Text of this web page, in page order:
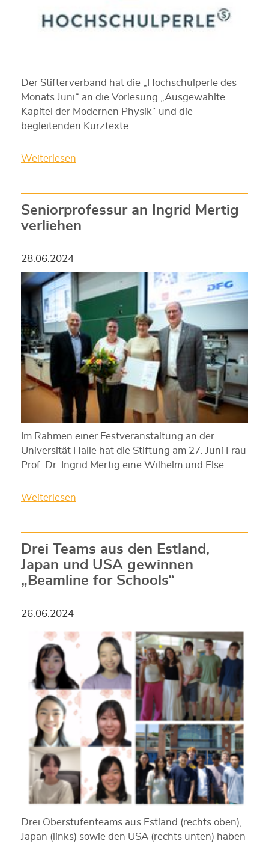
Der Stifterverband hat die „Hochschulperle des
Monats Juni“ an die Vorlesung „Ausgewählte
Kapitel der Modernen Physik“ und die
begleitenden Kurztexte…
Weiterlesen
Seniorprofessur an Ingrid Mertig
verliehen
28.06.2024
Im Rahmen einer Festveranstaltung an der
Universität Halle hat die Stiftung am 27. Juni Frau
Prof. Dr. Ingrid Mertig eine Wilhelm und Else…
Weiterlesen
Drei Teams aus den Estland,
Japan und USA gewinnen
„Beamline for Schools“
26.06.2024
Drei Oberstufenteams aus Estland (rechts oben),
Japan (links) sowie den USA (rechts unten) haben